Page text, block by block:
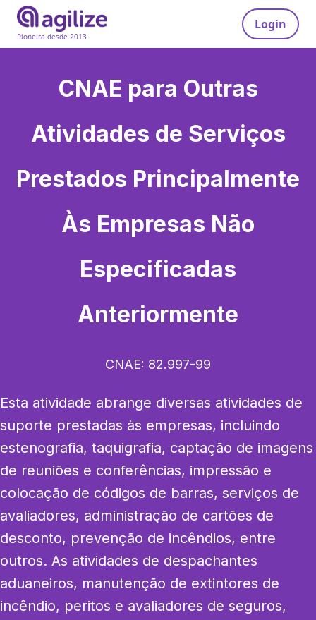
Pioneira desde 2013
Login
CNAE para Outras
Atividades de Serviços
Prestados Principalmente
Às Empresas Não
Especificadas
Anteriormente
CNAE: 82.997-99
Esta atividade abrange diversas atividades de
suporte prestadas às empresas, incluindo
estenografia, taquigrafia, captação de imagens
de reuniões e conferências, impressão e
colocação de códigos de barras, serviços de
avaliadores, administração de cartões de
desconto, prevenção de incêndios, entre
outros. As atividades de despachantes
aduaneiros, manutenção de extintores de
incêndio, peritos e avaliadores de seguros,